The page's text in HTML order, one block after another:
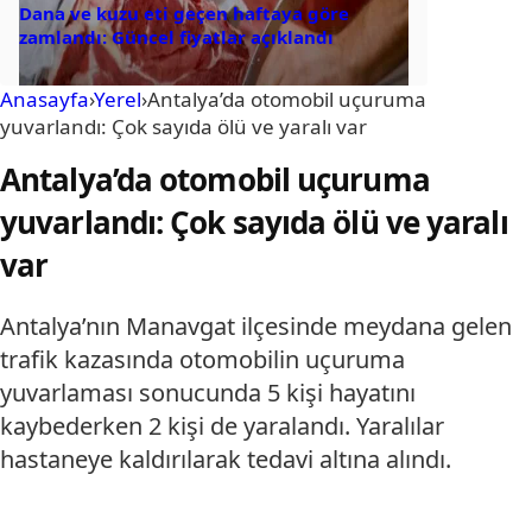
Dana ve kuzu eti geçen haftaya göre
zamlandı: Güncel fiyatlar açıklandı
Anasayfa›Yerel›Antalya’da otomobil uçuruma
yuvarlandı: Çok sayıda ölü ve yaralı var
Antalya’da otomobil uçuruma
yuvarlandı: Çok sayıda ölü ve yaralı
var
Antalya’nın Manavgat ilçesinde meydana gelen
trafik kazasında otomobilin uçuruma
yuvarlaması sonucunda 5 kişi hayatını
kaybederken 2 kişi de yaralandı. Yaralılar
hastaneye kaldırılarak tedavi altına alındı.